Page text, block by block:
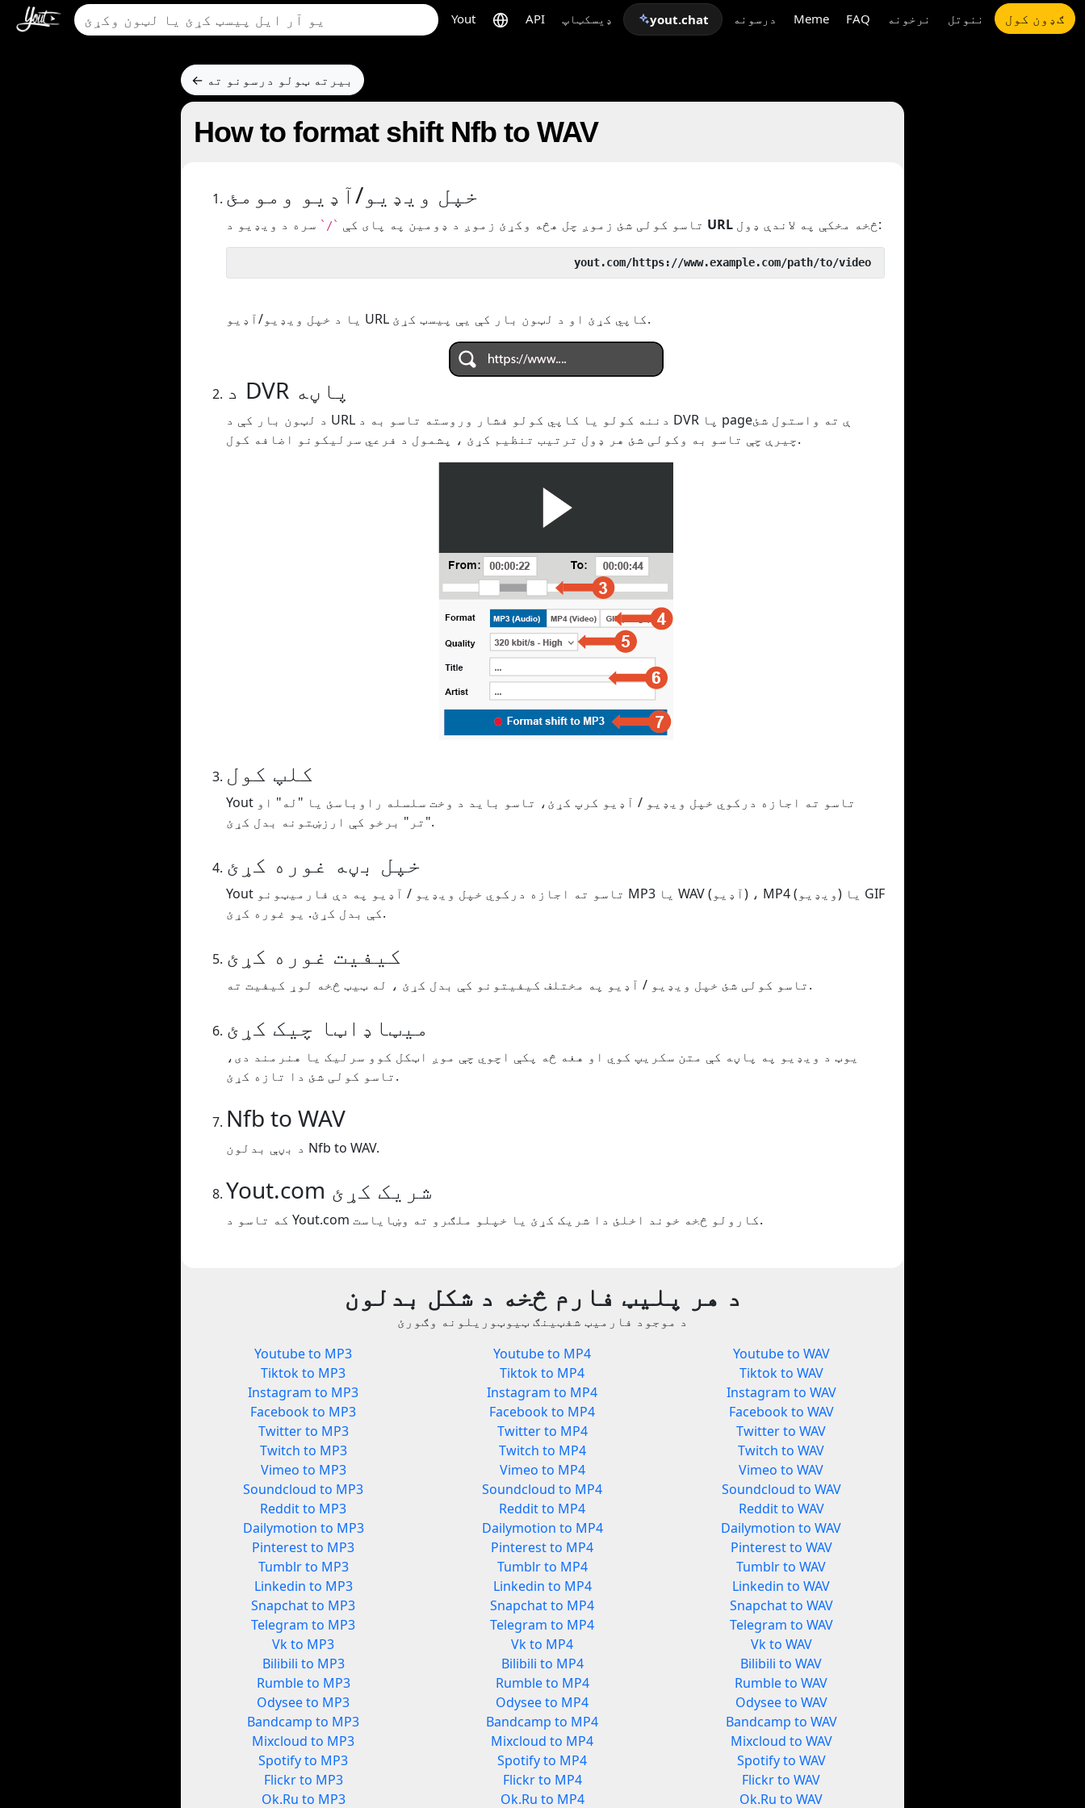
Yout API ډیسکټاپ yout.chat درسونه Meme FAQ نرخونه ننوتل ګډون کول
← بیرته ټولو درسونو ته
How to format shift Nfb to WAV
خپل ویډیو/آډیو ومومئ
تاسو کولی شئ زموږ چل هڅه وکړئ زموږ د ډومین په پای کې `/` URL څخه مخکې په لاندې ډول:
یا د خپل ویډیو/آډیو URL کاپي کړئ او د لټون بار کې یې پیسټ کړئ.
د DVR پاڼه
د لټون بار کې د URL دننه کولو یا کاپي کولو فشار وروسته تاسو به د DVR پا pageې ته واستول شئ
چیرې چې تاسو به وکولی شئ هر ډول ترتیب تنظیم کړئ ، پشمول د فرعي سرلیکونو اضافه کول.
کلپ کول
Yout تاسو ته اجازه درکوي خپل ویډیو / آډیو کرپ کړئ، تاسو باید د وخت سلسله راوباسئ یا "له" او
"تر" برخو کې ارزښتونه بدل کړئ.
خپل بڼه غوره کړئ
Yout تاسو ته اجازه درکوي خپل ویډیو / آډیو په دې فارمیټونو MP3 یا WAV (آډیو) ، MP4 (ویډیو) یا GIF
کې بدل کړئ. یو غوره کړئ.
کیفیت غوره کړئ
تاسو کولی شئ خپل ویډیو / آډیو په مختلف کیفیتونو کې بدل کړئ ، له ټیټ څخه لوړ کیفیت ته.
میټاډاټا چیک کړئ
یوټ د ویډیو په پاڼه کې متن سکریپ کوي او هغه څه پکې اچوي چې موږ اټکل کوو سرلیک یا هنرمند دی،
تاسو کولی شئ دا تازه کړئ.
Nfb to WAV
د بڼې بدلون Nfb to WAV.
Yout.com شریک کړئ
که تاسو د Yout.com کارولو څخه خوند اخلئ دا شریک کړئ یا خپلو ملګرو ته وښایاست.
د هر پلیټ فارم څخه د شکل بدلون
د موجود فارمیټ شفټینګ ټیوټوریلونه وګورئ
Youtube to MP3
Tiktok to MP3
Instagram to MP3
Facebook to MP3
Twitter to MP3
Twitch to MP3
Vimeo to MP3
Soundcloud to MP3
Reddit to MP3
Dailymotion to MP3
Pinterest to MP3
Tumblr to MP3
Linkedin to MP3
Snapchat to MP3
Telegram to MP3
Vk to MP3
Bilibili to MP3
Rumble to MP3
Odysee to MP3
Bandcamp to MP3
Mixcloud to MP3
Spotify to MP3
Flickr to MP3
Ok.Ru to MP3
Youtube to MP4
Tiktok to MP4
Instagram to MP4
Facebook to MP4
Twitter to MP4
Twitch to MP4
Vimeo to MP4
Soundcloud to MP4
Reddit to MP4
Dailymotion to MP4
Pinterest to MP4
Tumblr to MP4
Linkedin to MP4
Snapchat to MP4
Telegram to MP4
Vk to MP4
Bilibili to MP4
Rumble to MP4
Odysee to MP4
Bandcamp to MP4
Mixcloud to MP4
Spotify to MP4
Flickr to MP4
Ok.Ru to MP4
Youtube to WAV
Tiktok to WAV
Instagram to WAV
Facebook to WAV
Twitter to WAV
Twitch to WAV
Vimeo to WAV
Soundcloud to WAV
Reddit to WAV
Dailymotion to WAV
Pinterest to WAV
Tumblr to WAV
Linkedin to WAV
Snapchat to WAV
Telegram to WAV
Vk to WAV
Bilibili to WAV
Rumble to WAV
Odysee to WAV
Bandcamp to WAV
Mixcloud to WAV
Spotify to WAV
Flickr to WAV
Ok.Ru to WAV